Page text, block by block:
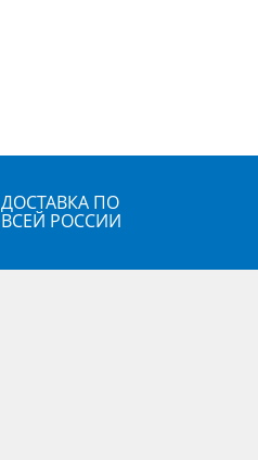
ДОСТАВКА ПО
ВСЕЙ РОССИИ